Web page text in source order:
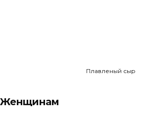
Плавленый сыр
Женщинам